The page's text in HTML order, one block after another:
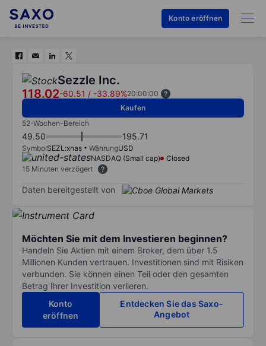
Konto eröffnen
Sezzle Inc.
118.02-60.51 / -33.89%20:00:00
Kaufen
52-Wochen-Bereich
49.50 195.71
SymbolSEZL:xnas WährungUSD
NASDAQ (Small cap)
Closed
15 Minuten verzögert
Daten bereitgestellt von
Möchten Sie mit dem Investieren beginnen?
Handeln Sie Aktien mit einem Broker, dem über 1.5
Millionen Kunden vertrauen. Investitionen sind mit Risiken
verbunden. Sie können einen Teil oder den gesamten
Betrag Ihrer Investition verlieren.
Konto
eröffnen
Entdecken Sie das Saxo-
Angebot